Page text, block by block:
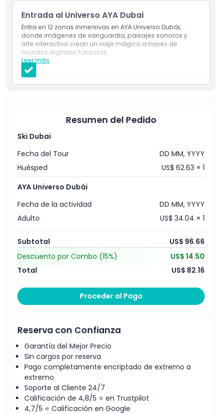
Entrada al Universo AYA Dubai
Entra en 12 zonas inmersivas en AYA Universo Dubái,
donde imágenes de vanguardia, paisajes sonoros y
arte interactivo crean un viaje mágico a través de
mundos digitales futuristas.
Leer más
Incluye
vibrantes, exhibiciones interactivas y arte digital.
Resumen del Pedido
Ski Dubai
Fecha del Tour
DD MM, YYYY
Huésped
US$ 62.63 × 1
AYA Universo Dubái
Fecha de la actividad
DD MM, YYYY
Adulto
US$ 34.04 × 1
Subtotal
US$ 96.66
Descuento por Combo (15%)
US$ 14.50
Total
US$ 82.16
Proceder al Pago
Reserva con Confianza
Garantía del Mejor Precio
Sin cargos por reserva
Pago completamente encriptado de extremo a
extremo
Soporte al Cliente 24/7
Calificación de 4,8/5 ⭐ en Trustpilot
4,7/5 ⭐ Calificación en Google